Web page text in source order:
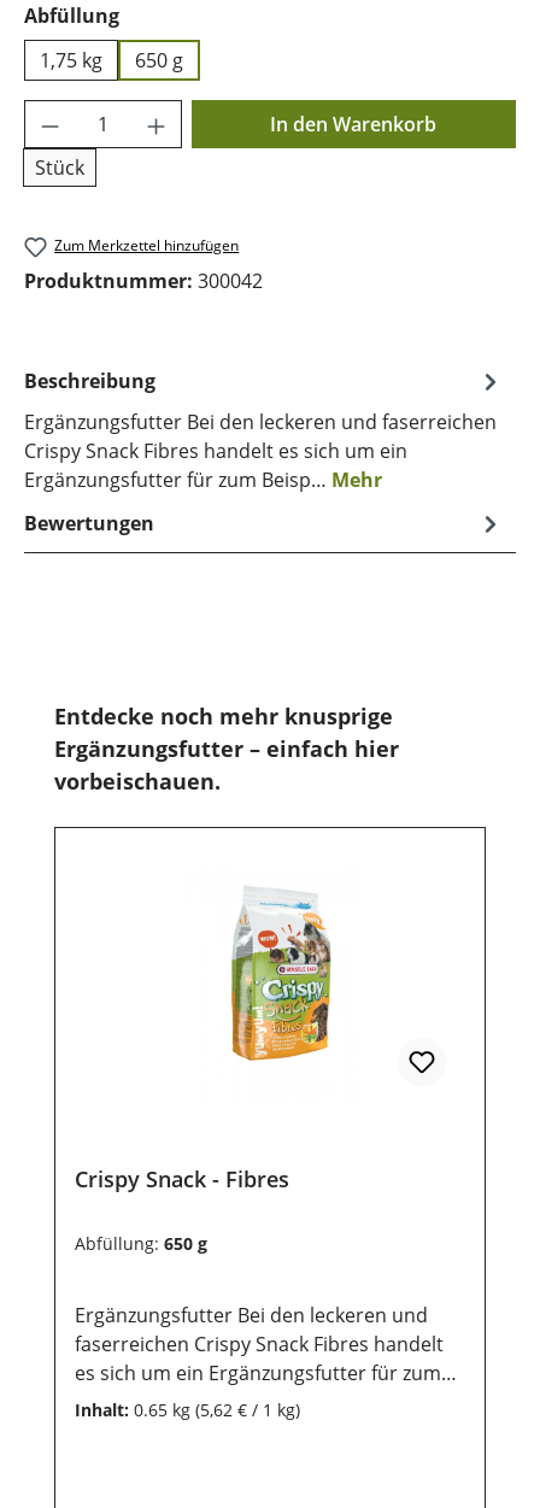
Abfüllungauswählen
1,75 kg
650 g
Produkt Anzahl: Gib den gewünschten
Stück
In den Warenkorb
Zum Merkzettel hinzufügen
Produktnummer: 300042
Beschreibung
Ergänzungsfutter Bei den leckeren und faserreichen
Crispy Snack Fibres handelt es sich um ein
Ergänzungsfutter für zum Beisp… Mehr
Bewertungen
Produktgalerie überspringen
Entdecke noch mehr knusprige
Ergänzungsfutter – einfach hier
vorbeischauen.
Crispy Snack - Fibres
Abfüllung: 650 g
Ergänzungsfutter Bei den leckeren und
faserreichen Crispy Snack Fibres handelt
es sich um ein Ergänzungsfutter für zum
Beispiel Kaninchen, Meerschweinchen,
Inhalt: 0.65 kg (5,62 € / 1 kg)